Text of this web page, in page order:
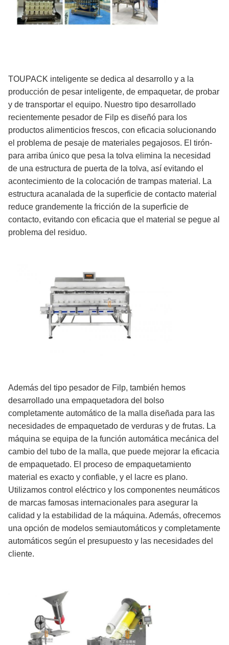
TOUPACK inteligente se dedica al desarrollo y a la
producción de pesar inteligente, de empaquetar, de probar
y de transportar el equipo. Nuestro tipo desarrollado
recientemente pesador de Filp es diseñó para los
productos alimenticios frescos, con eficacia solucionando
el problema de pesaje de materiales pegajosos. El tirón-
para arriba único que pesa la tolva elimina la necesidad
de una estructura de puerta de la tolva, así evitando el
acontecimiento de la colocación de trampas material. La
estructura acanalada de la superficie de contacto material
reduce grandemente la fricción de la superficie de
contacto, evitando con eficacia que el material se pegue al
problema del residuo.
Además del tipo pesador de Filp, también hemos
desarrollado una empaquetadora del bolso
completamente automático de la malla diseñada para las
necesidades de empaquetado de verduras y de frutas. La
máquina se equipa de la función automática mecánica del
cambio del tubo de la malla, que puede mejorar la eficacia
de empaquetado. El proceso de empaquetamiento
material es exacto y confiable, y el lacre es plano.
Utilizamos control eléctrico y los componentes neumáticos
de marcas famosas internacionales para asegurar la
calidad y la estabilidad de la máquina. Además, ofrecemos
una opción de modelos semiautomáticos y completamente
automáticos según el presupuesto y las necesidades del
cliente.